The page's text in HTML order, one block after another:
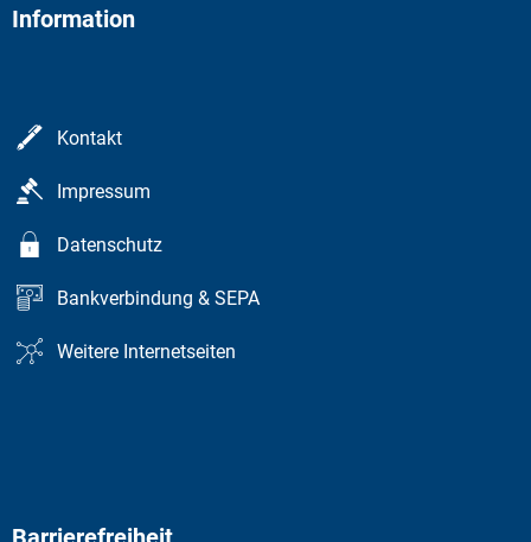
Information
Kontakt
Impressum
Datenschutz
Bankverbindung & SEPA
Weitere Internetseiten